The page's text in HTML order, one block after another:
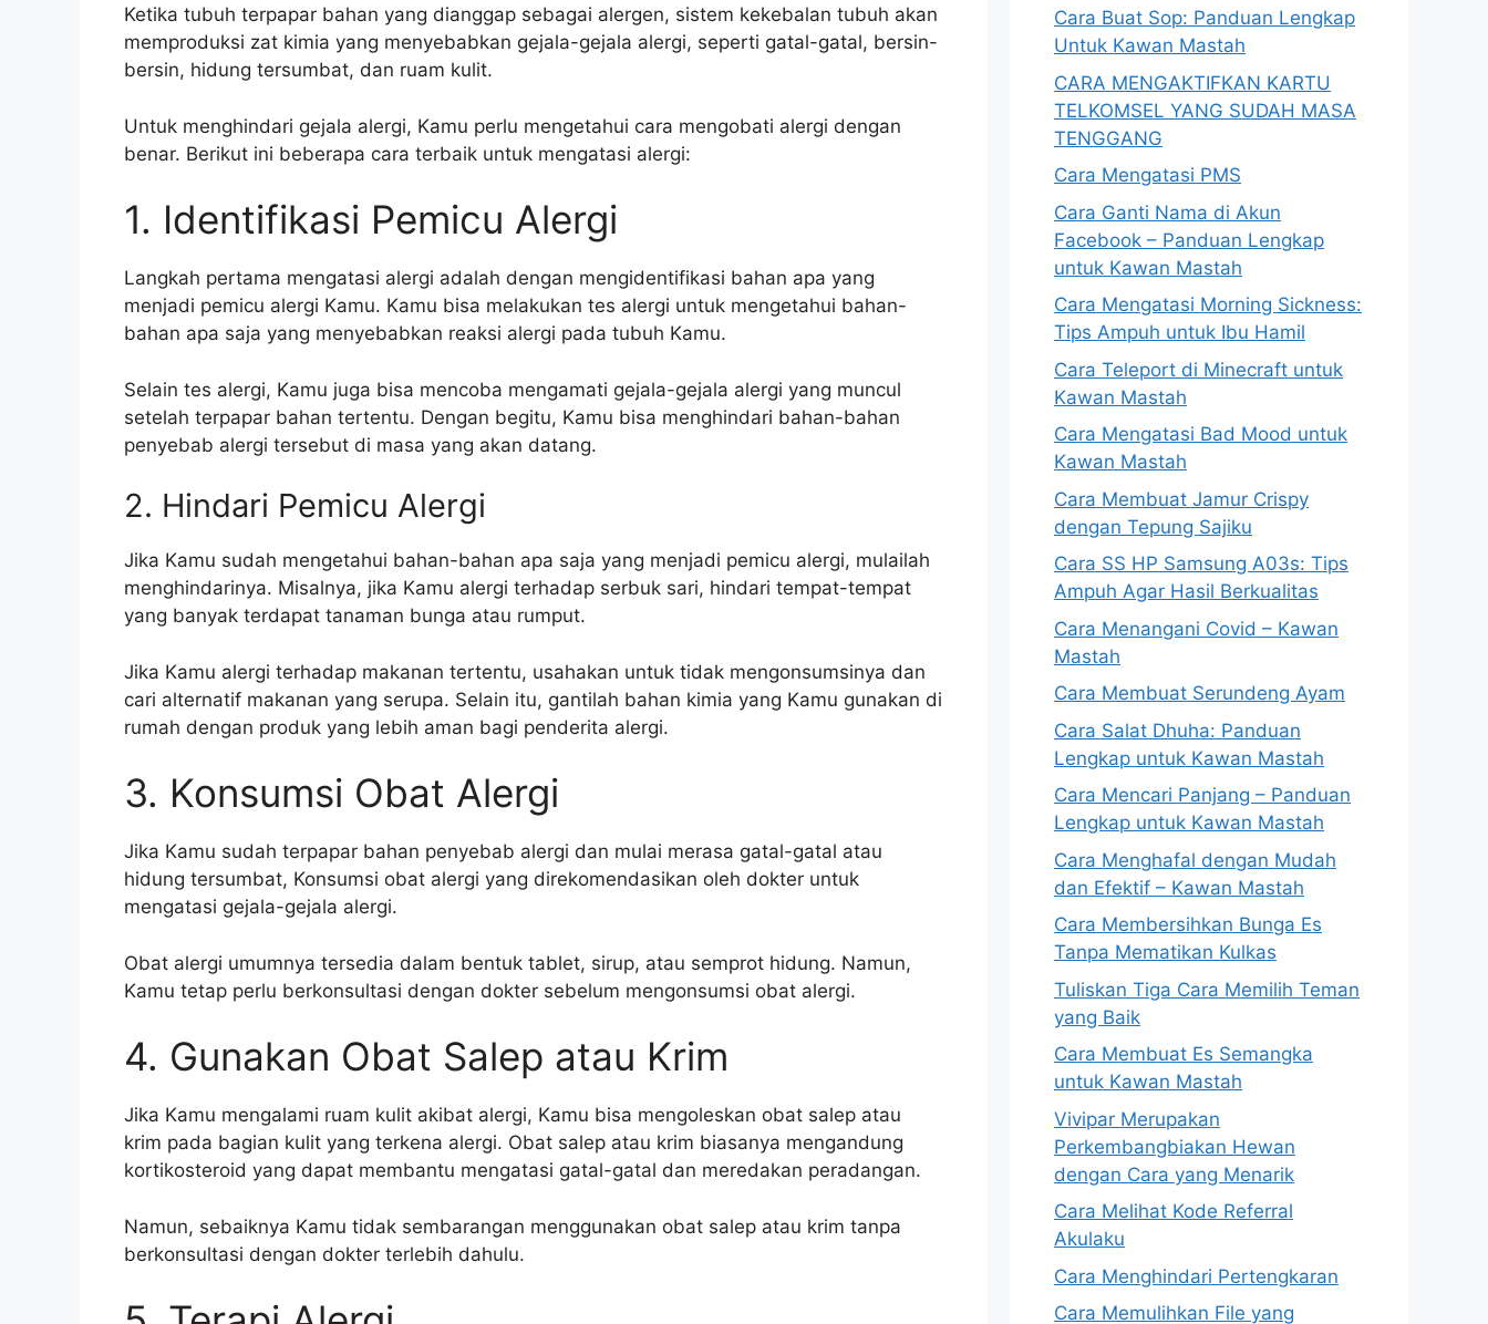
Ketika tubuh terpapar bahan yang dianggap sebagai alergen, sistem kekebalan tubuh akan
memproduksi zat kimia yang menyebabkan gejala-gejala alergi, seperti gatal-gatal, bersin-
bersin, hidung tersumbat, dan ruam kulit.
Untuk menghindari gejala alergi, Kamu perlu mengetahui cara mengobati alergi dengan
benar. Berikut ini beberapa cara terbaik untuk mengatasi alergi:
1. Identifikasi Pemicu Alergi
Langkah pertama mengatasi alergi adalah dengan mengidentifikasi bahan apa yang
menjadi pemicu alergi Kamu. Kamu bisa melakukan tes alergi untuk mengetahui bahan-
bahan apa saja yang menyebabkan reaksi alergi pada tubuh Kamu.
Selain tes alergi, Kamu juga bisa mencoba mengamati gejala-gejala alergi yang muncul
setelah terpapar bahan tertentu. Dengan begitu, Kamu bisa menghindari bahan-bahan
penyebab alergi tersebut di masa yang akan datang.
2. Hindari Pemicu Alergi
Jika Kamu sudah mengetahui bahan-bahan apa saja yang menjadi pemicu alergi, mulailah
menghindarinya. Misalnya, jika Kamu alergi terhadap serbuk sari, hindari tempat-tempat
yang banyak terdapat tanaman bunga atau rumput.
Jika Kamu alergi terhadap makanan tertentu, usahakan untuk tidak mengonsumsinya dan
cari alternatif makanan yang serupa. Selain itu, gantilah bahan kimia yang Kamu gunakan di
rumah dengan produk yang lebih aman bagi penderita alergi.
3. Konsumsi Obat Alergi
Jika Kamu sudah terpapar bahan penyebab alergi dan mulai merasa gatal-gatal atau
hidung tersumbat, Konsumsi obat alergi yang direkomendasikan oleh dokter untuk
mengatasi gejala-gejala alergi.
Obat alergi umumnya tersedia dalam bentuk tablet, sirup, atau semprot hidung. Namun,
Kamu tetap perlu berkonsultasi dengan dokter sebelum mengonsumsi obat alergi.
4. Gunakan Obat Salep atau Krim
Jika Kamu mengalami ruam kulit akibat alergi, Kamu bisa mengoleskan obat salep atau
krim pada bagian kulit yang terkena alergi. Obat salep atau krim biasanya mengandung
kortikosteroid yang dapat membantu mengatasi gatal-gatal dan meredakan peradangan.
Namun, sebaiknya Kamu tidak sembarangan menggunakan obat salep atau krim tanpa
berkonsultasi dengan dokter terlebih dahulu.
Cara Buat Sop: Panduan Lengkap
Untuk Kawan Mastah
CARA MENGAKTIFKAN KARTU
TELKOMSEL YANG SUDAH MASA
TENGGANG
Cara Mengatasi PMS
Cara Ganti Nama di Akun
Facebook – Panduan Lengkap
untuk Kawan Mastah
Cara Mengatasi Morning Sickness:
Tips Ampuh untuk Ibu Hamil
Cara Teleport di Minecraft untuk
Kawan Mastah
Cara Mengatasi Bad Mood untuk
Kawan Mastah
Cara Membuat Jamur Crispy
dengan Tepung Sajiku
Cara SS HP Samsung A03s: Tips
Ampuh Agar Hasil Berkualitas
Cara Menangani Covid – Kawan
Mastah
Cara Membuat Serundeng Ayam
Cara Salat Dhuha: Panduan
Lengkap untuk Kawan Mastah
Cara Mencari Panjang – Panduan
Lengkap untuk Kawan Mastah
Cara Menghafal dengan Mudah
dan Efektif – Kawan Mastah
Cara Membersihkan Bunga Es
Tanpa Mematikan Kulkas
Tuliskan Tiga Cara Memilih Teman
yang Baik
Cara Membuat Es Semangka
untuk Kawan Mastah
Vivipar Merupakan
Perkembangbiakan Hewan
dengan Cara yang Menarik
Cara Melihat Kode Referral
Akulaku
Cara Menghindari Pertengkaran
Cara Memulihkan File yang